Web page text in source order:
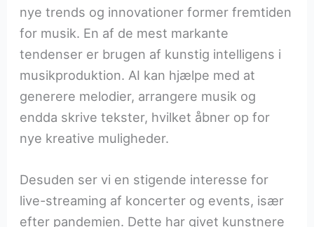
nye trends og innovationer former fremtiden
for musik. En af de mest markante
tendenser er brugen af kunstig intelligens i
musikproduktion. AI kan hjælpe med at
generere melodier, arrangere musik og
endda skrive tekster, hvilket åbner op for
nye kreative muligheder.
Desuden ser vi en stigende interesse for
live-streaming af koncerter og events, især
efter pandemien. Dette har givet kunstnere